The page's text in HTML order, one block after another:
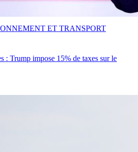
: Trump impose 15% de taxes sur le
ET TRANSPORT